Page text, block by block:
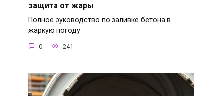
защита от жары
Полное руководство по заливке бетона в
жаркую погоду
0 241